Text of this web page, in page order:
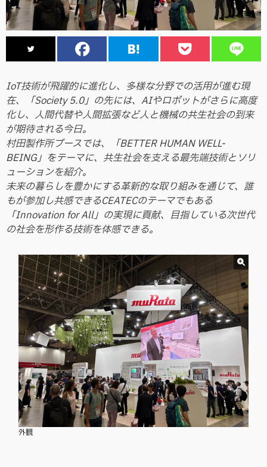
IoT技術が飛躍的に進化し、多様な分野での活用が進む現
在、「Society 5.0」の先には、AIやロボットがさらに高度
化し、人間代替や人間拡張など人と機械の共生社会の到来
が期待される今日。
村田製作所ブースでは、「BETTER HUMAN WELL-
BEING」をテーマに、共生社会を支える最先端技術とソリ
ューションを紹介。
未来の暮らしを豊かにする革新的な取り組みを通じて、誰
もが参加し共感できるCEATECのテーマでもある
「Innovation for All」の実現に貢献、目指している次世代
の社会を形作る技術を体感できる。
外観